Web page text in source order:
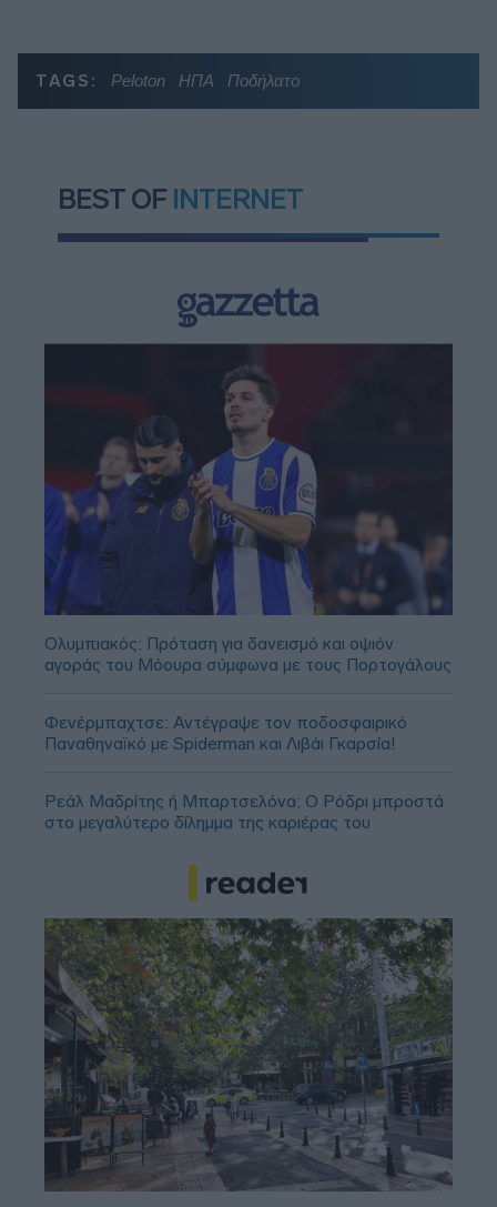
TAGS: Peloton ΗΠΑ Ποδήλατο
BEST OF INTERNET
Ολυμπιακός: Πρόταση για δανεισμό και οψιόν
αγοράς του Μόουρα σύμφωνα με τους Πορτογάλους
Φενέρμπαχτσε: Αντέγραψε τον ποδοσφαιρικό
Παναθηναϊκό με Spiderman και Λιβάι Γκαρσία!
Ρεάλ Μαδρίτης ή Μπαρτσελόνα; Ο Ρόδρι μπροστά
στο μεγαλύτερο δίλημμα της καριέρας του